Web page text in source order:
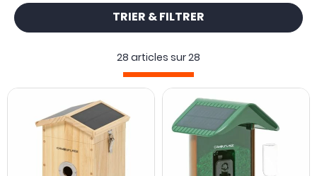
caractéristiques : LEDs (flash) invisibles, envoi des
photographies via MMS ou email, vidéo en 4K... vous
observation de la faune ou la sécurité
En plus de votre piège photographie, n'oubliez pas de
complétez votre installation avec despiles ou un chargeur
moyen de stockage de vos photos ou vidéos
mais aussi des
fixations permettant de positionner votre
caméra
à peu près partout !
Découvrez notre guide d'achat
piège photographique
TRIER & FILTRER
28 articles sur28